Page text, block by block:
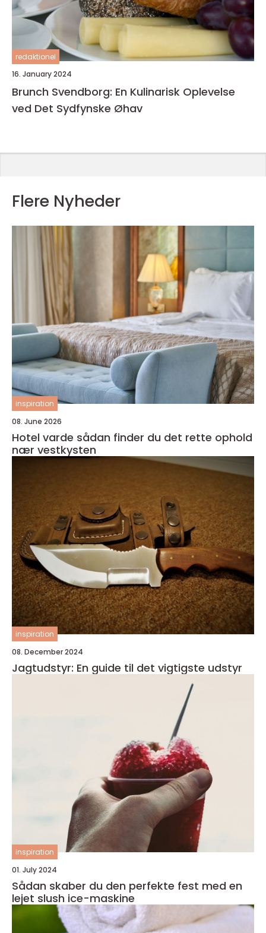
redaktionel
16. January 2024
Brunch Svendborg: En Kulinarisk Oplevelse
ved Det Sydfynske Øhav
Flere Nyheder
inspiration
08. June 2026
Hotel varde sådan finder du det rette ophold
nær vestkysten
inspiration
08. December 2024
Jagtudstyr: En guide til det vigtigste udstyr
inspiration
01. July 2024
Sådan skaber du den perfekte fest med en
lejet slush ice-maskine